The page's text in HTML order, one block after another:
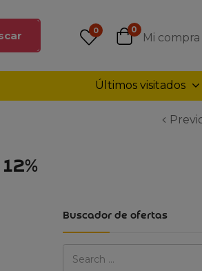
0 0
Mi compra
Últimos visitados
Buscador de ofertas